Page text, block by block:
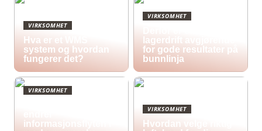
VIRKSOMHET
Hva er et WMS
system og hvordan
fungerer det?
VIRKSOMHET
lagerdrift avgjørende
for gode resultater på
bunnlinja
VIRKSOMHET
informasjonsflyten i
VIRKSOMHET
Hvordan velge riktig